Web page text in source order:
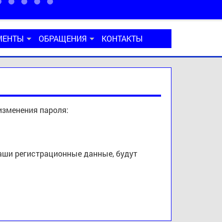
ОБРАЩЕНИЯ КОНТАКТЫ
пароля:
регистрационные данные, будут